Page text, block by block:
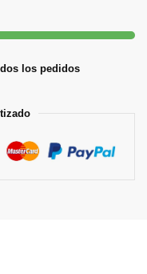
los pedidos